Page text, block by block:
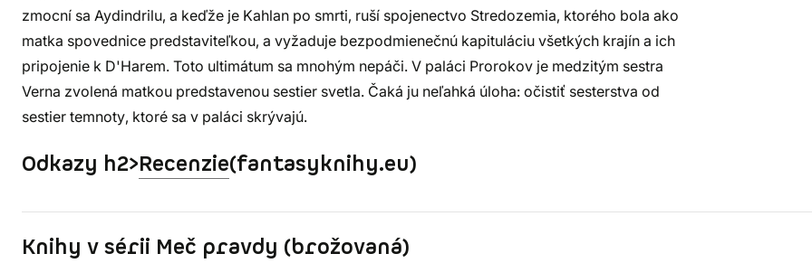
zmocní sa Aydindrilu, a keďže je Kahlan po smrti, ruší spojenectvo Stredozemia, ktorého bola ako
matka spovednice predstaviteľkou, a vyžaduje bezpodmienečnú kapituláciu všetkých krajín a ich
pripojenie k D'Harem. Toto ultimátum sa mnohým nepáči. V paláci Prorokov je medzitým sestra
Verna zvolená matkou predstavenou sestier svetla. Čaká ju neľahká úloha: očistiť sesterstva od
sestier temnoty, ktoré sa v paláci skrývajú.
Odkazy h2>Recenzie(fantasyknihy.eu)
Knihy v sérii Meč pravdy (brožovaná)